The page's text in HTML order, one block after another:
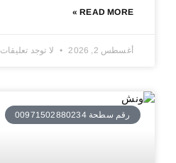
READ MORE »
أغسطس 2, 2026 لا توجد تعليقات
رقم سطحة 00971502880234